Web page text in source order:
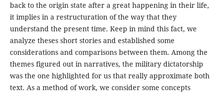
back to the origin state after a great happening in their life,
it implies in a restructuration of the way that they
understand the present time. Keep in mind this fact, we
analyze theses short stories and established some
considerations and comparisons between them. Among the
themes figured out in narratives, the military dictatorship
was the one highlighted for us that really approximate both
text. As a method of work, we consider some concepts